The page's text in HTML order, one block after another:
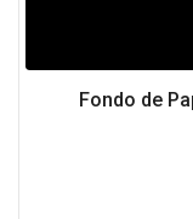
Fondo de